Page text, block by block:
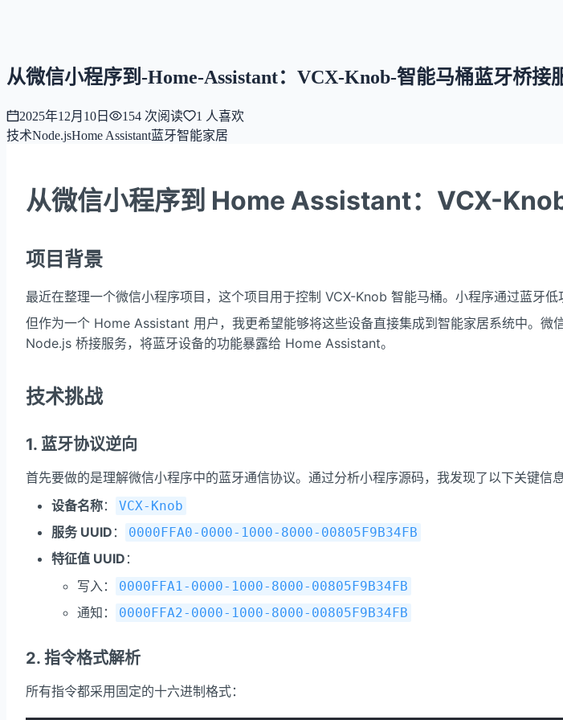
从微信小程序到-Home-Assistant：VCX-Knob-智能马桶蓝牙桥接
2025年12月10日 154 次阅读 1 人喜欢
技术Node.jsHome Assistant蓝牙智能家居
从微信小程序到 Home Assistant：VCX-
项目背景
最近在整理一个微信小程序项目，这个项目用于控制 VCX-Knob 智能马桶。小程序通过蓝牙
但作为一个 Home Assistant 用户，我更希望能够将这些设备直接集成到智能家居系统中。
Node.js 桥接服务，将蓝牙设备的功能暴露给 Home Assistant。
技术挑战
1. 蓝牙协议逆向
首先要做的是理解微信小程序中的蓝牙通信协议。通过分析小程序源码，我发现了以下关键信息
设备名称： VCX-Knob
服务 UUID ： 0000FFA0-0000-1000-8000-00805F9B34FB
特征值 UUID ：
写入：
0000FFA1-0000-1000-8000-00805F9B34FB
通知： 0000FFA2-0000-1000-8000-00805F9B34FB
2. 指令格式解析
所有指令都采用固定的十六进制格式：